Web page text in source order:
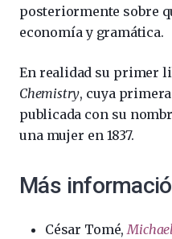
posteriormente sobre
economía y gramática.
En realidad su primer
Chemistry, cuya
publicada con su
una mujer en 1837.
Más
César Tomé,